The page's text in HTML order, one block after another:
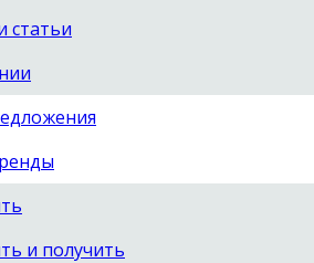
статьи
и получить